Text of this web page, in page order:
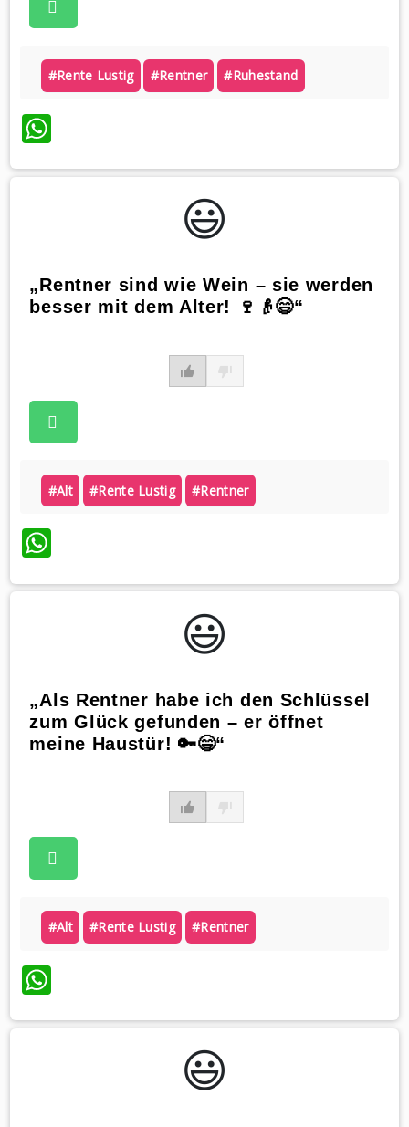
#rente Lustig #rentner #ruhestand
WhatsApp
😃️
„Rentner sind wie Wein – sie werden
besser mit dem Alter! 🍷👴😄“
#alt #rente Lustig #rentner
WhatsApp
😃️
„Als Rentner habe ich den Schlüssel
zum Glück gefunden – er öffnet
meine Haustür! 🔑😄“
#alt #rente Lustig #rentner
WhatsApp
😃️